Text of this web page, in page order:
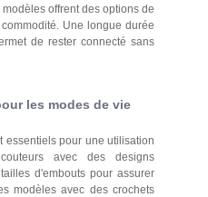
offrent des options de
Une longue durée
de rester connecté sans
les modes de vie
essentiels pour une utilisation
avec des designs
d'embouts pour assurer
modèles avec des crochets